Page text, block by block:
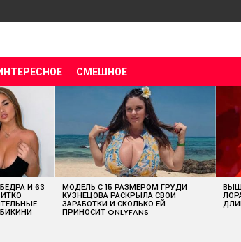
СМЕШНОЕ
И 63 МОДЕЛЬ С 15 РАЗМЕРОМ ГРУДИ
КУЗНЕЦОВА РАСКРЫЛА СВОИ
ЗАРАБОТКИ И СКОЛЬКО ЕЙ
ПРИНОСИТ ONLYFANS